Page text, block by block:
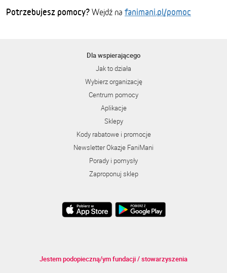
Potrzebujesz pomocy? Wejdź na fanimani.pl/pomoc
Dla wspierającego
Jak to działa
Wybierz organizację
Centrum pomocy
Aplikacje
Sklepy
Kody rabatowe i promocje
Newsletter Okazje FaniMani
Porady i pomysły
Zaproponuj sklep
Jestem podopieczną/ym fundacji / stowarzyszenia